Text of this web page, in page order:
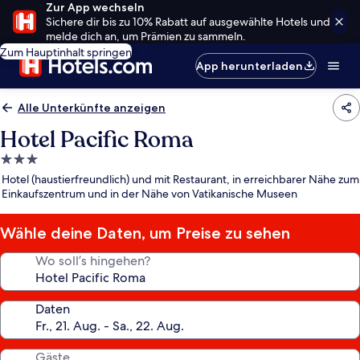
Zur App wechseln
Sichere dir bis zu 10% Rabatt auf ausgewählte Hotels und
melde dich an, um Prämien zu sammeln.
Zum Hauptinhalt springen
App herunterladen
Alle Unterkünfte anzeigen
Hotel Pacific Roma
3.0-
Sterne-
Unterkunft
Hotel (haustierfreundlich) und mit Restaurant, in erreichbarer Nähe zum
Einkaufszentrum und in der Nähe von Vatikanische Museen
Wähle deine Daten, um Preise zu sehen
Wo soll’s hingehen?
Daten